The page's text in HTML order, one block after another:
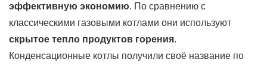
эффективную экономию. По сравнению с
классическими газовыми котлами они используют
скрытое тепло продуктов горения.
Конденсационные котлы получили своё название по